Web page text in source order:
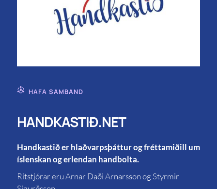
HAFA SAMBAND
HANDKASTIÐ.NET
Handkastið er hlaðvarpsþáttur og fréttamiðill um
íslenskan og erlendan handbolta.
Ritstjórar eru Arnar Daði Arnarsson og Styrmir